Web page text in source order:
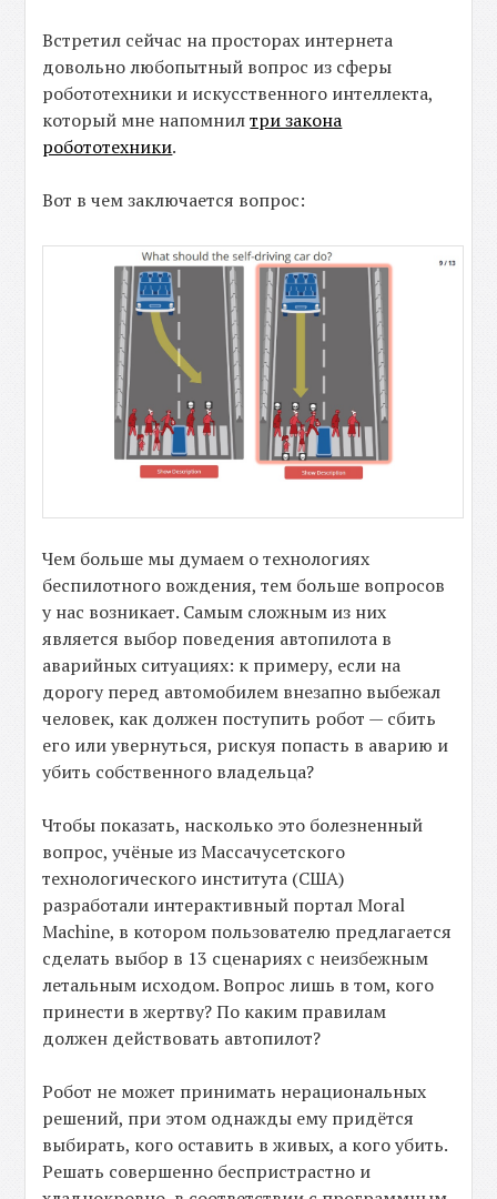
Встретил сейчас на просторах интернета
довольно любопытный вопрос из сферы
робототехники и искусственного интеллекта,
который мне напомнилтри закона
робототехники.
Вот в чем заключается вопрос:
Чем больше мы думаем о технологиях
беспилотного вождения, тем больше вопросов
у нас возникает. Самым сложным из них
является выбор поведения автопилота в
аварийных ситуациях: к примеру, если на
дорогу перед автомобилем внезапно выбежал
человек, как должен поступить робот — сбить
его или увернуться, рискуя попасть в аварию и
убить собственного владельца?
Чтобы показать, насколько это болезненный
вопрос, учёные из Массачусетского
технологического института (США)
разработали интерактивный портал Moral
Machine, в котором пользователю предлагается
сделать выбор в 13 сценариях с неизбежным
летальным исходом. Вопрос лишь в том, кого
принести в жертву? По каким правилам
должен действовать автопилот?
Робот не может принимать нерациональных
решений, при этом однажды ему придётся
выбирать, кого оставить в живых, а кого убить.
Решать совершенно беспристрастно и